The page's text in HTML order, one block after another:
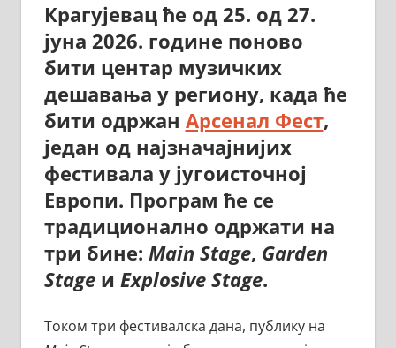
Крагујевац ће од 25. од 27.
јуна 2026. године поново
бити центар музичких
дешавања у региону, када ће
бити одржан Арсенал Фест,
један од најзначајнијих
фестивала у југоисточној
Европи. Програм ће се
традиционално одржати на
три бине: Main Stage, Garden
Stageи Explosive Stage.
Током три фестивалска дана, публику на